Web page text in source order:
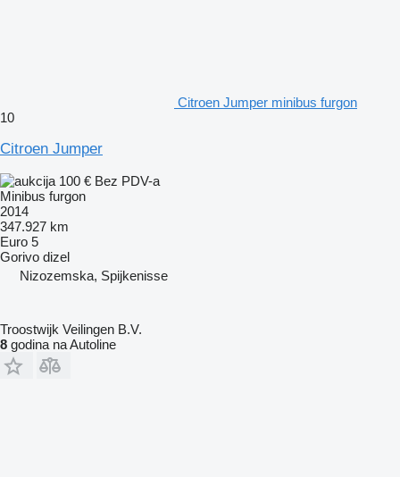
Citroen Jumper minibus furgon
10
Citroen Jumper
100 € Bez PDV-a
Minibus furgon
2014
347.927 km
Euro 5
Gorivo dizel
Nizozemska, Spijkenisse
Troostwijk Veilingen B.V.
8 godina na Autoline